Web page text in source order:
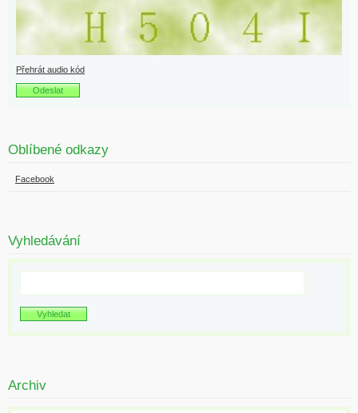
Přehrát audio kód
Oblíbené odkazy
Facebook
Vyhledávání
Archiv